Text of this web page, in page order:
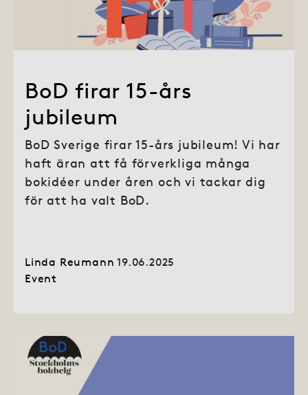
BoD firar 15-års
jubileum
BoD Sverige firar 15-års jubileum! Vi har
haft äran att få förverkliga många
bokidéer under åren och vi tackar dig
för att ha valt BoD.
Linda Reumann 19.06.2025
Event